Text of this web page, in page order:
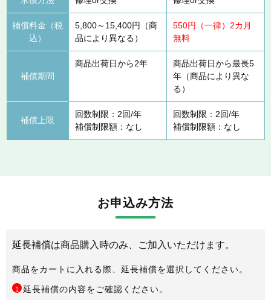
補償料金（税
込）
5,800～15,400円（商
品により異なる）
550円（一律）2カ月
無料
補償期間
商品出荷日から2年
商品出荷日から最長5
年（商品により異な
る）
補償上限
回数制限：2回/年
補償制限額：なし
回数制限：2回/年
補償制限額：なし
お申込み方法
延長補償は商品購入時のみ、ご加入いただけます。
商品をカートに入れる際、延長補償を選択してください。
1 延長補償の内容をご確認ください。